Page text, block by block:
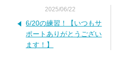
2025/06/22
6/20の練習！【いつもサ
ポートありがとうござい
ます！】